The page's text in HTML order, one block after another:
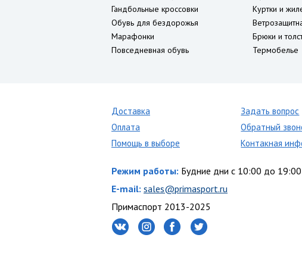
Гандбольные кроссовки
Обувь для бездорожья
Марафонки
Повседневная обувь
Куртки и
Брюки и
Термобелье
Доставка
Оплата
Помощь в выборе
Задать вопрос
Обратный
Контакная
Режим работы: Будние дни с 10:00 до 19:00
E-mail: sales@primasport.ru
Примаспорт 2013-2025